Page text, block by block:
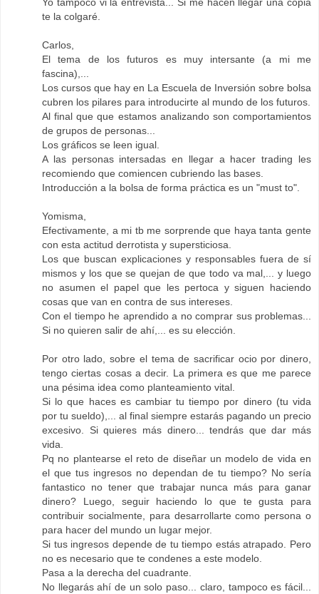
Yo tampoco vi la entrevista... Si me hacen llegar una copia
te la colgaré.
Carlos,
El tema de los futuros es muy intersante (a mi me
fascina),...
Los cursos que hay en La Escuela de Inversión sobre bolsa
cubren los pilares para introducirte al mundo de los futuros.
Al final que que estamos analizando son comportamientos
de grupos de personas...
Los gráficos se leen igual.
A las personas intersadas en llegar a hacer trading les
recomiendo que comiencen cubriendo las bases.
Introducción a la bolsa de forma práctica es un "must to".
Yomisma,
Efectivamente, a mi tb me sorprende que haya tanta gente
con esta actitud derrotista y supersticiosa.
Los que buscan explicaciones y responsables fuera de sí
mismos y los que se quejan de que todo va mal,... y luego
no asumen el papel que les pertoca y siguen haciendo
cosas que van en contra de sus intereses.
Con el tiempo he aprendido a no comprar sus problemas...
Si no quieren salir de ahí,... es su elección.
Por otro lado, sobre el tema de sacrificar ocio por dinero,
tengo ciertas cosas a decir. La primera es que me parece
una pésima idea como planteamiento vital.
Si lo que haces es cambiar tu tiempo por dinero (tu vida
por tu sueldo),... al final siempre estarás pagando un precio
excesivo. Si quieres más dinero... tendrás que dar más
vida.
Pq no plantearse el reto de diseñar un modelo de vida en
el que tus ingresos no dependan de tu tiempo? No sería
fantastico no tener que trabajar nunca más para ganar
dinero? Luego, seguir haciendo lo que te gusta para
contribuir socialmente, para desarrollarte como persona o
para hacer del mundo un lugar mejor.
Si tus ingresos depende de tu tiempo estás atrapado. Pero
no es necesario que te condenes a este modelo.
Pasa a la derecha del cuadrante.
No llegarás ahí de un solo paso... claro, tampoco es fácil...